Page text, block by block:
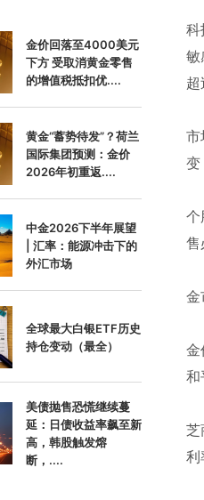
金价回落至4000美元
下方 受取消黄金零售
的增值税抵扣优....
黄金“蓄势待发”？荷兰
国际集团预测：金价
2026年初重返....
中金2026下半年展望
| 汇率：能源冲击下的
外汇市场
全球最大白银ETF历史
持仓变动（最全）
美债抛售恐慌继续蔓
延：日债收益率飙至新
高，韩股触发熔
断，....
科
敏
超
市
变
个
售
金
金
和
芝
利